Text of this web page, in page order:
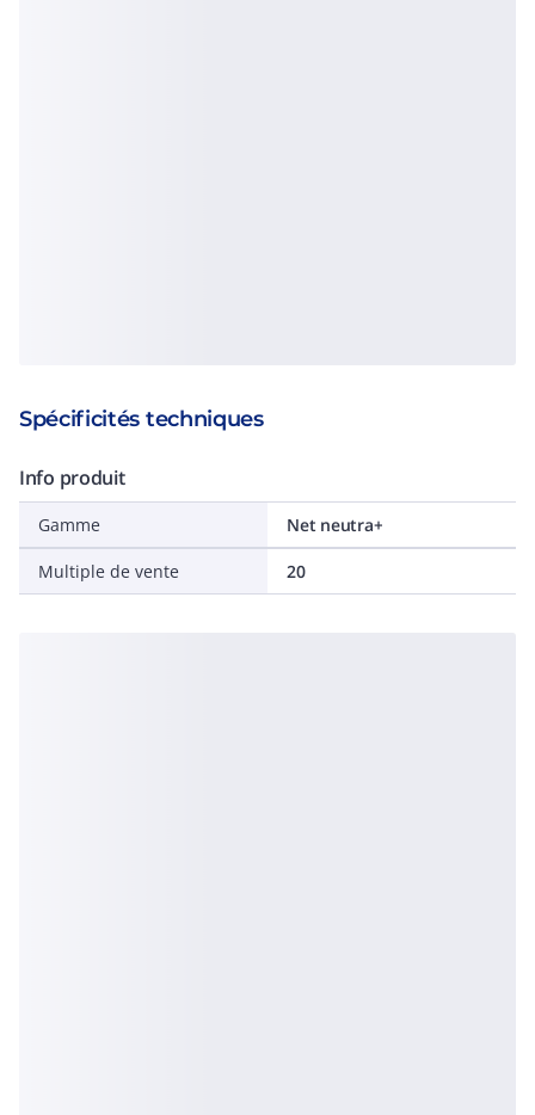
Spécificités techniques
Info produit
Gamme Net neutra+
Multiple de vente 20